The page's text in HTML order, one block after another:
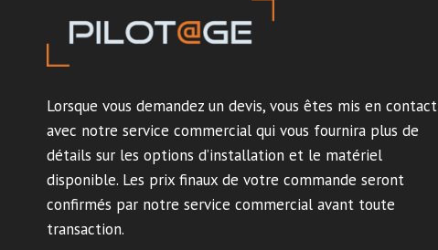
Lorsque vous demandez un devis, vous êtes mis en contact
avec notre service commercial qui vous fournira plus de
détails sur les options d’installation et le matériel
disponible. Les prix finaux de votre commande seront
confirmés par notre service commercial avant toute
transaction.